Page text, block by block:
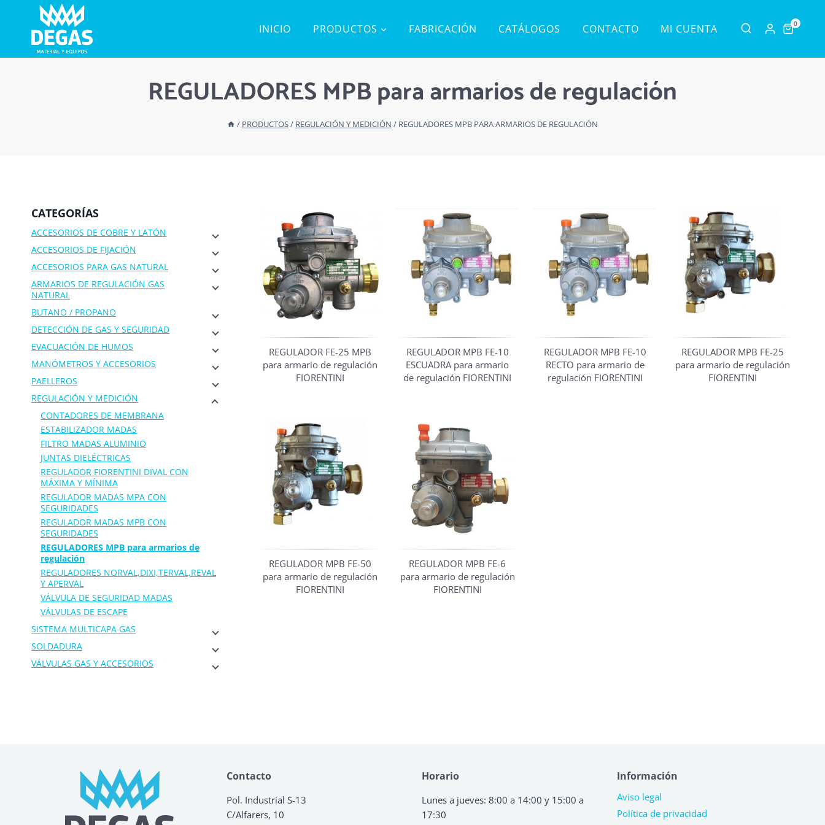
contenido
INICIO PRODUCTOS FABRICACIÓN CATÁLOGOS CONTACTO MI CUENTA 0
REGULADORES MPB para armarios de regulación
/ PRODUCTOS/ REGULACIÓN Y MEDICIÓN / REGULADORES MPB PARA ARMARIOS DE REGULACIÓN
REGULADOR FE-25 MPB
para armario de regulación
FIORENTINI
REGULADOR MPB FE-10
ESCUADRA para armario
de regulación FIORENTINI
REGULADOR MPB FE-10
RECTO para armario de
regulación FIORENTINI
REGULADOR MPB FE-25
para armario de regulación
FIORENTINI
REGULADOR MPB FE-50
para armario de regulación
FIORENTINI
REGULADOR MPB FE-6
para armario de regulación
FIORENTINI
CATEGORÍAS
ACCESORIOS DE COBRE Y LATÓN
ACCESORIOS DE FIJACIÓN
ACCESORIOS PARA GAS NATURAL
ARMARIOS DE REGULACIÓN GAS
NATURAL
BUTANO / PROPANO
DETECCIÓN DE GAS Y SEGURIDAD
EVACUACIÓN DE HUMOS
MANÓMETROS Y ACCESORIOS
PAELLEROS
REGULACIÓN Y MEDICIÓN
CONTADORES DE MEMBRANA
ESTABILIZADOR MADAS
FILTRO MADAS ALUMINIO
JUNTAS DIELÉCTRICAS
REGULADOR FIORENTINI DIVAL CON
MÁXIMA Y MÍNIMA
REGULADOR MADAS MPA CON
SEGURIDADES
REGULADOR MADAS MPB CON
SEGURIDADES
REGULADORES MPB para armarios de
regulación
REGULADORES NORVAL,DIXI,TERVAL,REVAL
Y APERVAL
VÁLVULA DE SEGURIDAD MADAS
VÁLVULAS DE ESCAPE
SISTEMA MULTICAPA GAS
SOLDADURA
VÁLVULAS GAS Y ACCESORIOS
Contacto
Pol. Industrial S-13
C/Alfarers, 10
Horario
Lunes a jueves: 8:00 a 14:00 y 15:00 a
17:30
Información
Aviso legal
Política de privacidad